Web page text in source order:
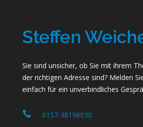
Sie sind unsicher, ob Sie mit ihrem
der richtigen Adresse sind? Melden
einfach für ein unverbindliches
0157-38196030